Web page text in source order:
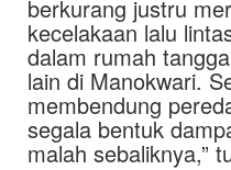
berkurang justru
kecelakaan lalu
dalam rumah
lain di Manokwari.
membendung
segala bentuk
malah sebaliknya,”